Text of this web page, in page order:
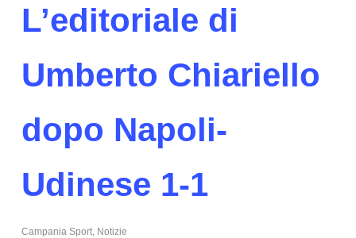
L’editoriale di
Umberto Chiariello
dopo Napoli-
Udinese 1-1
Campania Sport, Notizie